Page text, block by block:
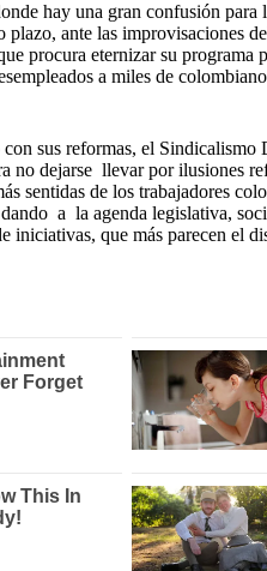
hay una gran confusión
plazo, ante las improvisaciones
procura eternizar su programa
a miles de
sus reformas, el Sindicalismo
no dejarse llevar por ilusiones
sentidas de los trabajadores
a la agenda legislativa,
iniciativas, que más parecen el